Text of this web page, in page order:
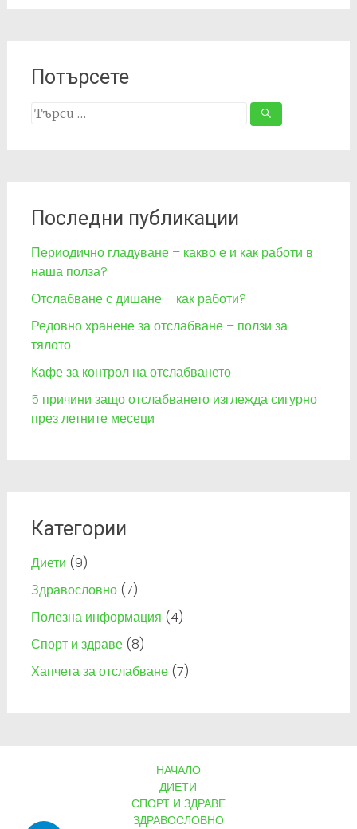
Потърсете
Search
Последни публикации
Периодично гладуване – какво е и как работи в
наша полза?
Отслабване с дишане – как работи?
Редовно хранене за отслабване – ползи за
тялото
Кафе за контрол на отслабването
5 причини защо отслабването изглежда сигурно
през летните месеци
Категории
Диети (9)
Здравословно(7)
Полезна информация (4)
Спорт и здраве(8)
Хапчета за отслабване(7)
НАЧАЛО
ДИЕТИ
СПОРТ И ЗДРАВЕ
ЗДРАВОСЛОВНО